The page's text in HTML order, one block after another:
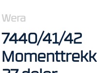
Wera
7440/41/42